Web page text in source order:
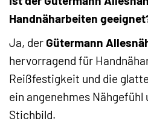
Handnäharbeiten
Ja, derGütermann
hervorragend für
Reißfestigkeit und die
ein angenehmes Nähgefühl
Stichbild.